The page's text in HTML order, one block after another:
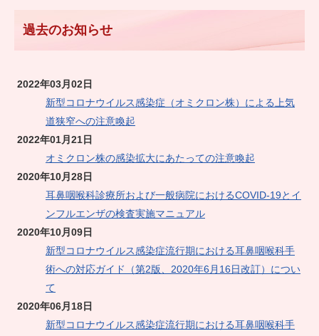
過去のお知らせ
2022年03月02日
新型コロナウイルス感染症（オミクロン株）による上気
道狭窄への注意喚起
2022年01月21日
オミクロン株の感染拡大にあたっての注意喚起
2020年10月28日
耳鼻咽喉科診療所および一般病院におけるCOVID-19とイ
ンフルエンザの検査実施マニュアル
2020年10月09日
新型コロナウイルス感染症流行期における耳鼻咽喉科手
術への対応ガイド（第2版、2020年6月16日改訂）につい
て
2020年06月18日
新型コロナウイルス感染症流行期における耳鼻咽喉科手